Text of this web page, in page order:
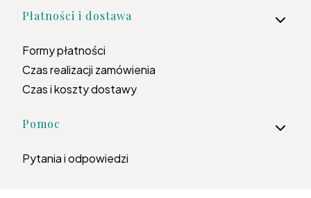
Płatności i dostawa
Formy płatności
Czas realizacji zamówienia
Czas i koszty dostawy
Pomoc
Pytania i odpowiedzi